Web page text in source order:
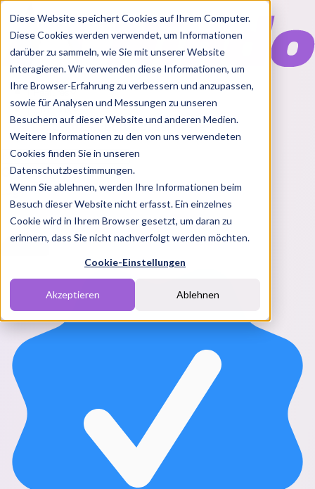
Diese Website speichert Cookies auf Ihrem Computer.
Diese Cookies werden verwendet, um Informationen
darüber zu sammeln, wie Sie mit unserer Website
interagieren. Wir verwenden diese Informationen, um
Ihre Browser-Erfahrung zu verbessern und anzupassen,
sowie für Analysen und Messungen zu unseren
Besuchern auf dieser Website und anderen Medien.
Weitere Informationen zu den von uns verwendeten
Cookies finden Sie in unseren
Datenschutzbestimmungen.
Wenn Sie ablehnen, werden Ihre Informationen beim
Besuch dieser Website nicht erfasst. Ein einzelnes
Cookie wird in Ihrem Browser gesetzt, um daran zu
erinnern, dass Sie nicht nachverfolgt werden möchten.
Cookie-Einstellungen
Akzeptieren Ablehnen
Features
Solutions
BlogChartsRabatt CodesPakete
Login